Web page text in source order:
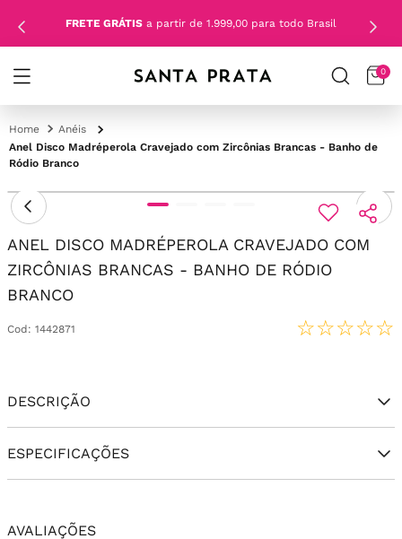
FRETE GRÁTIS a partir de 1.999,00 para todo Brasil
0
Anéis
Anel Disco Madréperola Cravejado com Zircônias Brancas - Banho de
Ródio Branco
ANEL DISCO MADRÉPEROLA CRAVEJADO COM
ZIRCÔNIAS BRANCAS - BANHO DE RÓDIO
BRANCO
Cod : 1442871 ☆☆☆☆☆
DESCRIÇÃO
ESPECIFICAÇÕES
AVALIAÇÕES